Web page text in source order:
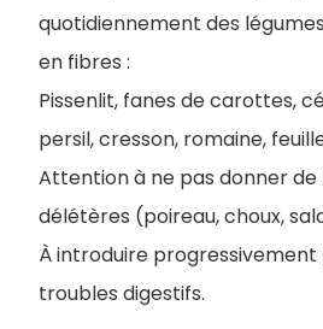
quotidiennement des
en fibres :
Pissenlit, fanes de carottes,
persil, cresson, romaine,
Attention à ne pas donner de
délétères (poireau, choux,
À introduire
troubles digestifs.